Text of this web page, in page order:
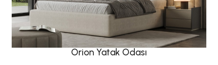
Orion Yatak Odası